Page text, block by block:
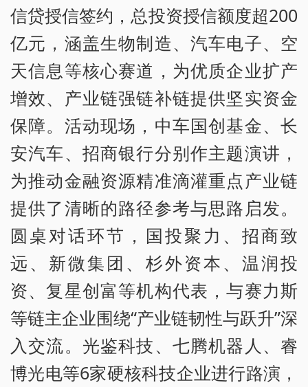
信贷授信签约，总投资授信额度超200
亿元，涵盖生物制造、汽车电子、空
天信息等核心赛道，为优质企业扩产
增效、产业链强链补链提供坚实资金
保障。活动现场，中车国创基金、长
安汽车、招商银行分别作主题演讲，
为推动金融资源精准滴灌重点产业链
提供了清晰的路径参考与思路启发。
圆桌对话环节，国投聚力、招商致
远、新微集团、杉外资本、温润投
资、复星创富等机构代表，与赛力斯
等链主企业围绕“产业链韧性与跃升”深
入交流。光鉴科技、七腾机器人、睿
博光电等6家硬核科技企业进行路演，